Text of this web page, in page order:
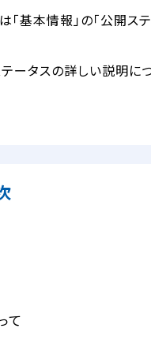
基本情報」の「公開ス
ータスの詳しい説明に
て